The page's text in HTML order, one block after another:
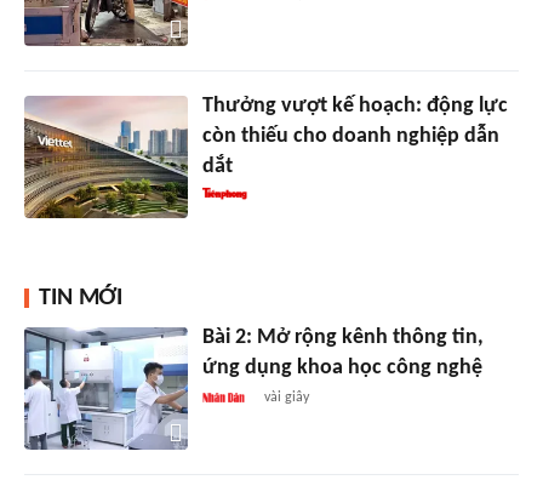
Thưởng vượt kế hoạch: động lực
còn thiếu cho doanh nghiệp dẫn
dắt
TIN MỚI
Bài 2: Mở rộng kênh thông tin,
ứng dụng khoa học công nghệ
vài giây